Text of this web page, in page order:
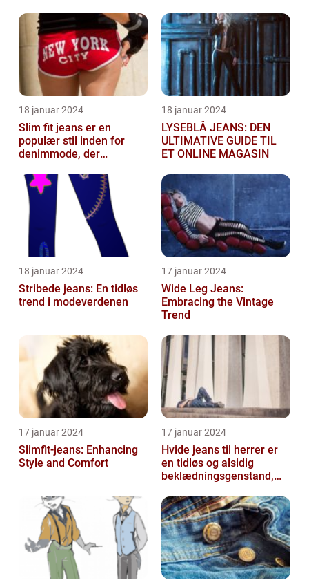
18 januar 2024
Slim fit jeans er en
populær stil inden for
denimmode, der
kvinder
18 januar 2024
LYSEBLÅ JEANS: DEN
ULTIMATIVE GUIDE TIL
ET ONLINE MAGASIN
18 januar 2024
Stribede jeans: En tidløs
trend i modeverdenen
17 januar 2024
Wide Leg Jeans:
Embracing the Vintage
Trend
17 januar 2024
Slimfit-jeans: Enhancing
Style and Comfort
17 januar 2024
Hvide jeans til herrer er
en tidløs og alsidig
beklædningsgenstand,
ren...